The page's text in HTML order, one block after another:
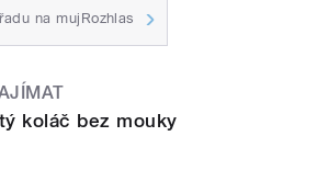
na mujRozhlas
koláč bez mouky